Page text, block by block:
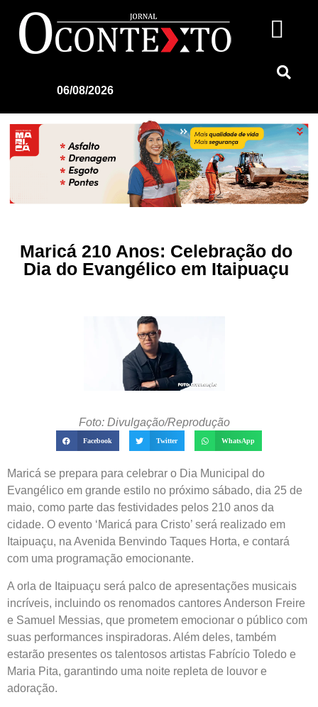
06/08/2026
Maricá 210 Anos: Celebração do
Dia do Evangélico em Itaipuaçu
Foto: Divulgação/Reprodução
Facebook Twitter WhatsApp
Maricá se prepara para celebrar o Dia Municipal do
Evangélico em grande estilo no próximo sábado, dia 25 de
maio, como parte das festividades pelos 210 anos da
cidade. O evento ‘Maricá para Cristo’ será realizado em
Itaipuaçu, na Avenida Benvindo Taques Horta, e contará
com uma programação emocionante.
A orla de Itaipuaçu será palco de apresentações musicais
incríveis, incluindo os renomados cantores Anderson Freire
e Samuel Messias, que prometem emocionar o público com
suas performances inspiradoras. Além deles, também
estarão presentes os talentosos artistas Fabrício Toledo e
Maria Pita, garantindo uma noite repleta de louvor e
adoração.